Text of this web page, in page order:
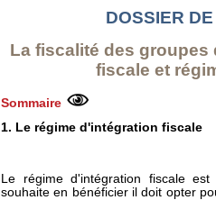
DOSSIER
La fiscalité des
fiscale et
Sommaire
1. Le régime d'intégration fiscale
Le régime d'intégration fiscale
souhaite en bénéficier il doit opter